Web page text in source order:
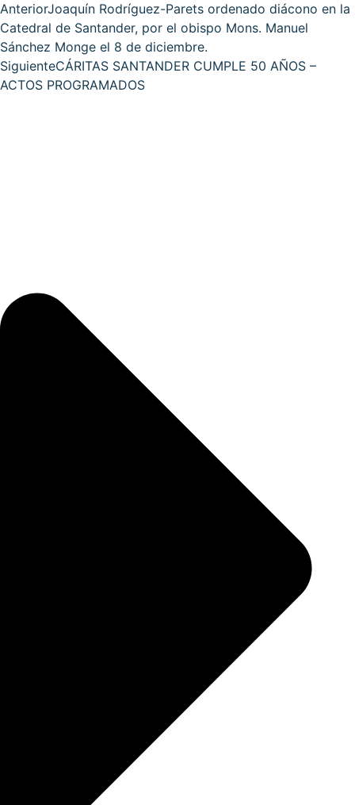
AnteriorJoaquín Rodríguez-Parets ordenado diácono en la
Catedral de Santander, por el obispo Mons. Manuel
Sánchez Monge el 8 de diciembre.
SiguienteCÁRITAS SANTANDER CUMPLE 50 AÑOS –
ACTOS PROGRAMADOS